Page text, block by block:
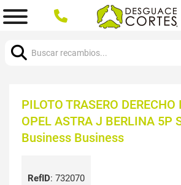
PILOTO TRASERO DERECHO
OPEL ASTRA J BERLINA 5P
Business Business
RefID: 732070